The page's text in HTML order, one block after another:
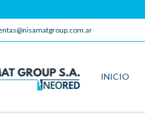
INICIO